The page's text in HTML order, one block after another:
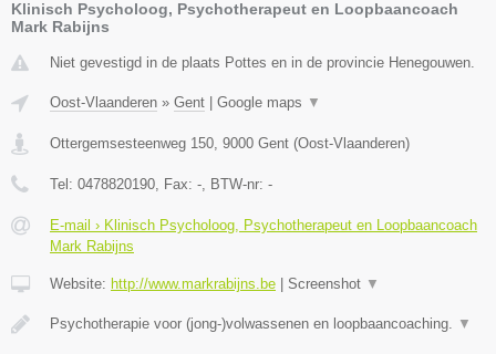
Klinisch Psycholoog, Psychotherapeut en Loopbaancoach
Mark Rabijns
Niet gevestigd in de plaats Pottes en in de provincie Henegouwen.
Oost-Vlaanderen » Gent Google maps ▼
Ottergemsesteenweg 150 9000 Gent (Oost-Vlaanderen)
Tel: 0478820190 , Fax: - , BTW-nr: -
E-mail › Klinisch Psycholoog, Psychotherapeut en Loopbaancoach
Mark Rabijns
Website: http://www.markrabijns.be Screenshot ▼
Psychotherapie voor (jong-)volwassenen en loopbaancoaching. ▼